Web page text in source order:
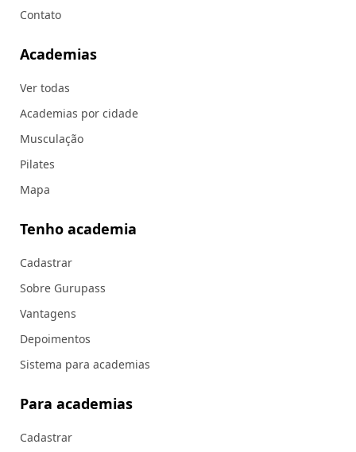
Contato
Academias
Ver todas
Academias por cidade
Musculação
Pilates
Mapa
Tenho academia
Cadastrar
Sobre Gurupass
Vantagens
Depoimentos
Sistema para academias
Para academias
Cadastrar